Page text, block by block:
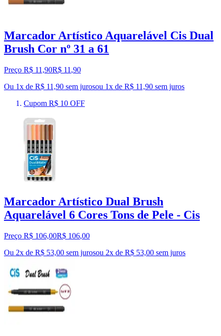
Marcador Artístico Aquarelável Cis Dual
Brush Cor nº 31 a 61
Preço R$ 11,90R$ 11 ,90
Ou 1x de R$ 11,90 sem jurosou 1x de R$ 11,90 sem juros
Cupom R$ 10 OFF
Marcador Artístico Dual Brush
Aquarelável 6 Cores Tons de Pele - Cis
Preço R$ 106,00R$ 106,00
Ou 2x de R$ 53,00 sem jurosou 2x de R$ 53,00 sem juros